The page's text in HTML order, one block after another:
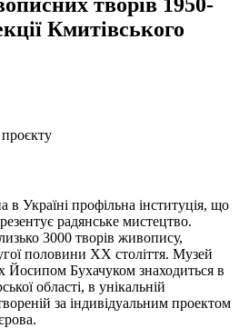
Кмитівського
Україні профільна інституція, що
радянське мистецтво.
3000 творів живопису,
половини ХХ століття. Музей
Йосипом Бухачуком знаходиться в
області, в унікальній
за індивідуальним проектом